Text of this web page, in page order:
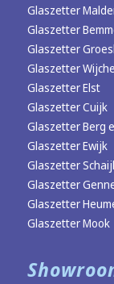
Glaszetter
Glaszetter
Glaszetter
Glaszetter
Glaszetter Elst
Glaszetter Cuijk
Glaszetter Berg
Glaszetter Ewijk
Glaszetter
Glaszetter
Glaszetter
Glaszetter Mook